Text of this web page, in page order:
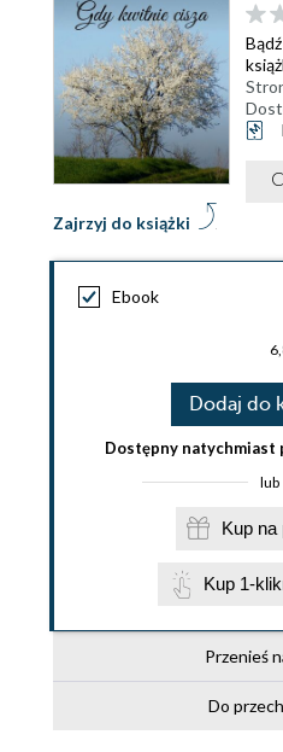
Zajrzyj do książki
Ebook
Dodaj do
Dostępny natychmiast
lub
Kup 1-
Przenieś
Do